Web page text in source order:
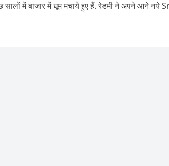
कुछ सालों में बाजार में धूम मचाये हुए हैं. रेडमी ने अपने आने